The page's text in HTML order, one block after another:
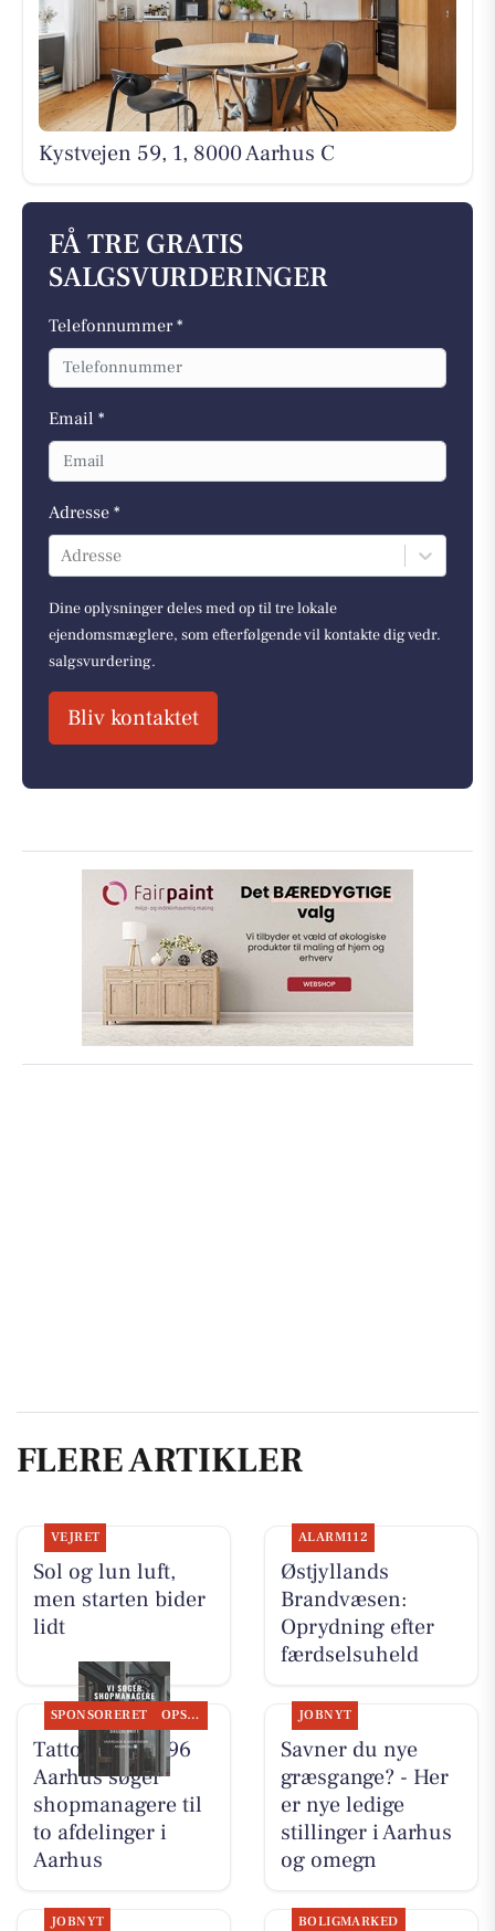
Kystvejen 59, 1, 8000 Aarhus C
FÅ TRE GRATIS
SALGSVURDERINGER
Telefonnummer *
Email *
Adresse *
Adresse
Dine oplysninger deles med op til tre lokale
ejendomsmæglere, som efterfølgende vil kontakte dig vedr.
salgsvurdering.
Bliv kontaktet
FLERE ARTIKLER
VEJRET
Sol og lun luft,
men starten bider
lidt
ALARM112
Østjyllands
Brandvæsen:
Oprydning efter
færdselsuheld
SPONSORERET OPSLAGSTAVLEN
Tattoo Studio 96
Aarhus søger
shopmanagere til
to afdelinger i
Aarhus
JOBNYT
Savner du nye
græsgange? - Her
er nye ledige
stillinger i Aarhus
og omegn
JOBNYT BOLIGMARKED